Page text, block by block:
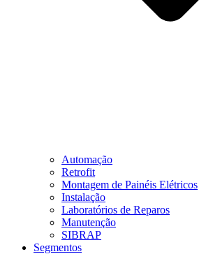
Automação
Retrofit
Montagem de Painéis Elétricos
Instalação
Laboratórios de Reparos
Manutenção
SIBRAP
Segmentos